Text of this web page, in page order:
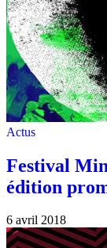
Actus
Festival
édition
6 avril 2018